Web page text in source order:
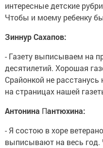
интересные детские
Чтобы и моему ребен­ку
Зиннур Сахапов:
- Газету выписываем на
десятилетий. Хорошая
Срайонкой не
на страницах на­шей
Антонина Пантюхина:
- Я состою в хоре
выписывают на весь год.